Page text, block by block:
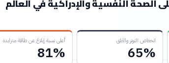
انخفاض التوتر والقلق
65%
أعلى نسبة إبلاغ عن طاقة متزايدة
81%